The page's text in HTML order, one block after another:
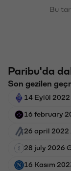
Bu
Paribu'da
Son gezilen
14 Eylül
16 february
26 april 2022
28 july 2026
16 Kasım